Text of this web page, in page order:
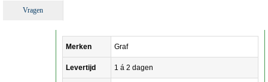
Vragen
Merken Graf
Levertijd 1 á 2 dagen